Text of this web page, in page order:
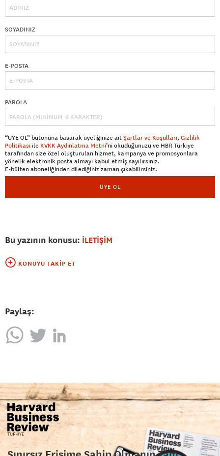
SOYADINIZ
E-POSTA
PAROLA
“ÜYE OL” butonuna basarak üyeliğinize aitŞartlar ve Koşulları, Gizlilik
Politikası ile KVKK Aydınlatma Metni’ni okuduğunuzu ve HBR Türkiye
tarafından size özel oluşturulan hizmet, kampanya ve promosyonlara
yönelik elektronik posta almayı kabul etmiş sayılırsınız.
E-bülten aboneliğinden dilediğiniz zaman çıkabilirsiniz.
ÜYE OL
Bu yazının konusu: İLETİŞİM
KONUYU TAKIP ET
Paylaş: